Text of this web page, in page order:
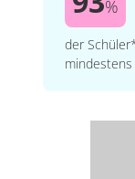
%
der